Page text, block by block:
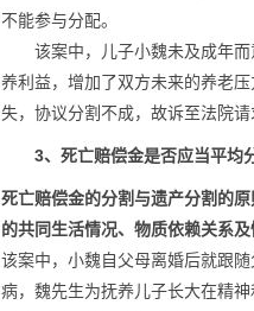
不能参与分配。
该案中，儿子小魏未及成年
养利益，增加了双方未来的养老
失，协议分割不成，故诉至法院请
3、死亡赔偿金是否应当平均
死亡赔偿金的分割与遗产分割的
的共同生活情况、物质依赖关系
该案中，小魏自父母离婚后就跟
病，魏先生为抚养儿子长大在精